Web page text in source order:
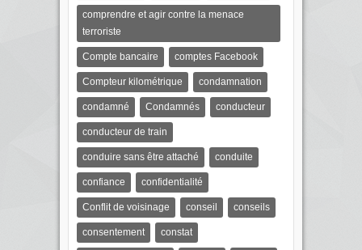
comprendre et agir contre la menace
terroriste
Compte bancaire comptes Facebook
Compteur kilométrique condamnation
condamné Condamnés conducteur
conducteur de train
conduire sans être attaché conduite
confiance confidentialité
Conflit de voisinage conseil conseils
consentement constat